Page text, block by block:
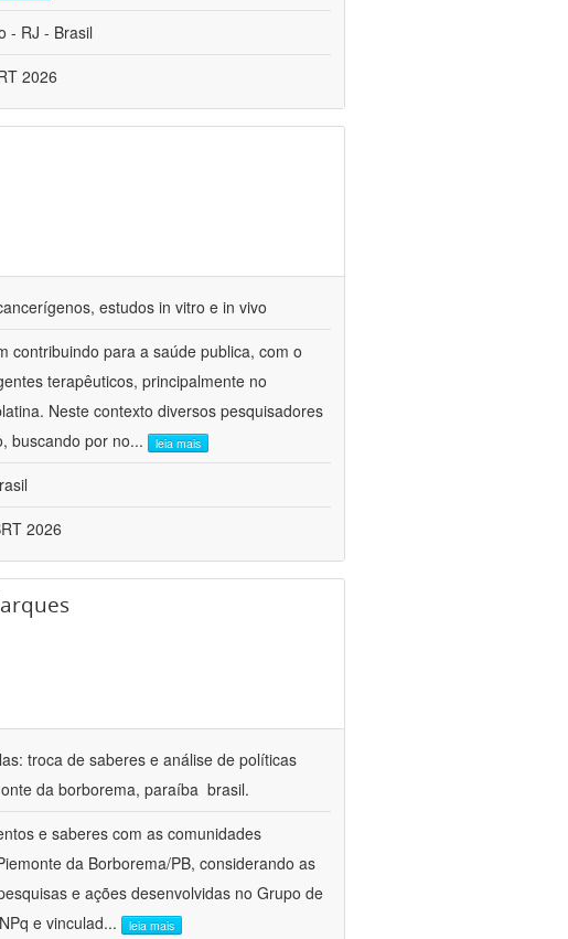
- RJ - Brasil
2026
estudos in vitro e in vivo
contribuindo para a saúde publica, com o
terapêuticos, principalmente no
Neste contexto diversos pesquisadores
buscando por no... leia mais
2026
troca de saberes e análise de políticas
da borborema, paraíba  brasil.
e saberes com as comunidades
da Borborema/PB, considerando as
e ações desenvolvidas no Grupo de
e vinculad... leia mais